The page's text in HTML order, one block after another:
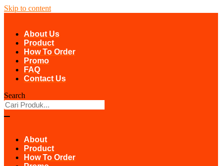
Skip to content
About Us
Product
How To Order
Promo
FAQ
Contact Us
Search
About
Product
How To Order